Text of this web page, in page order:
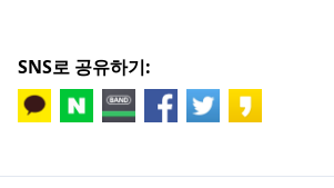
SNS로 공유하기: